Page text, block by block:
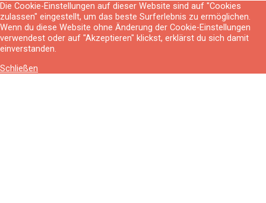
Die Cookie-Einstellungen auf dieser Website sind auf "Cookies
zulassen" eingestellt, um das beste Surferlebnis zu ermöglichen.
Wenn du diese Website ohne Änderung der Cookie-Einstellungen
verwendest oder auf "Akzeptieren" klickst, erklärst du sich damit
einverstanden.
Schließen